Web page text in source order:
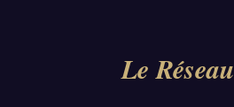
Le Réseau